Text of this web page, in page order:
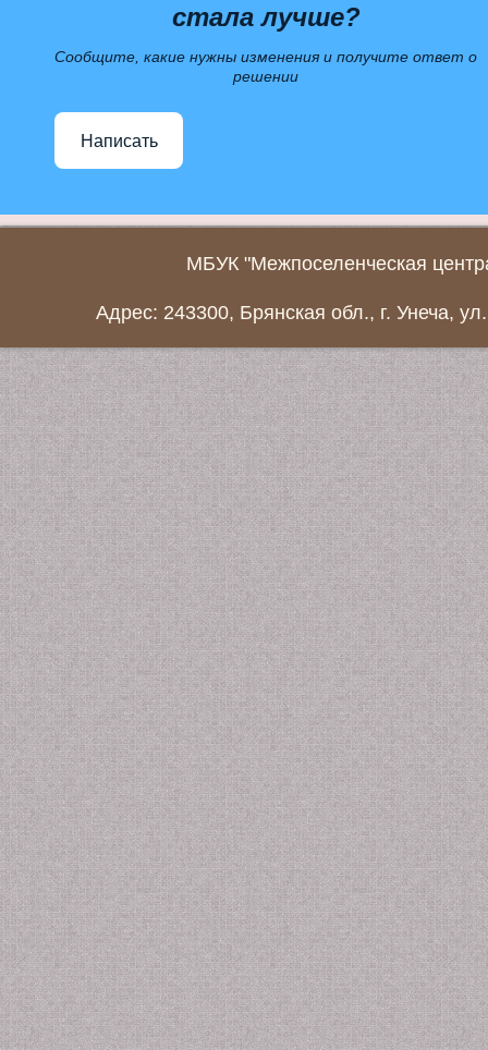
стала лучше?
Сообщите, какие нужны изменения и получите ответ о
решении
Написать
МБУК "Межпоселенческая
Адрес: 243300, Брянская обл., г. Унеча,